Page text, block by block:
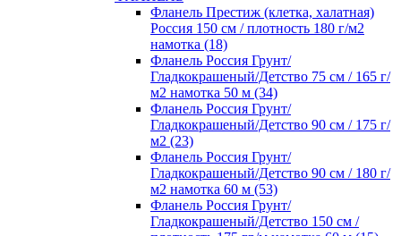
Фланель Престиж (клетка, халатная)
Россия 150 см / плотность 180 г/м2
намотка (18)
Фланель Россия Грунт/
Гладкокрашеный/Детство 75 см / 165 г/
м2 намотка 50 м (34)
Фланель Россия Грунт/
Гладкокрашеный/Детство 90 см / 175 г/
м2 (23)
Фланель Россия Грунт/
Гладкокрашеный/Детство 90 см / 180 г/
м2 намотка 60 м (53)
Фланель Россия Грунт/
Гладкокрашеный/Детство 150 см /